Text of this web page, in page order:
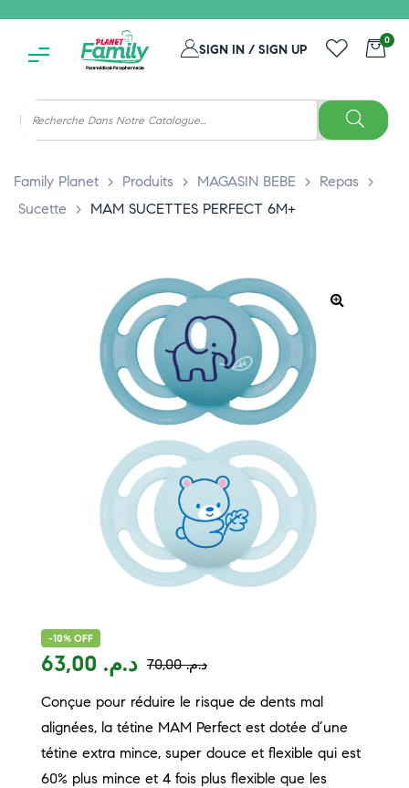
SIGN IN / SIGN UP
0
Family Planet > Produits > MAGASIN BEBE > Repas >
Sucette
> MAM SUCETTES PERFECT 6M+
-10% OFF
د.م.70,00 د.م.
Conçue pour réduire le risque de dents mal
alignées, la tétine MAM Perfect est dotée d’une
tétine extra mince, super douce et flexible qui est
60% plus mince et 4 fois plus flexible que les